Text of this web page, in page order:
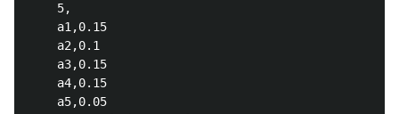
    5,
    a1,0.15
    a2,0.1
    a3,0.15
    a4,0.15
    a5,0.05